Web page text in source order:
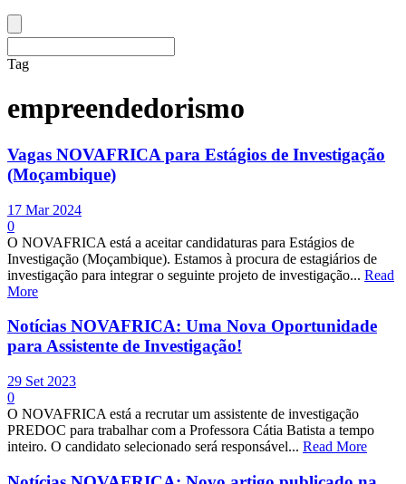
Tag
empreendedorismo
Vagas NOVAFRICA para Estágios de Investigação
(Moçambique)
17 Mar 2024
0
O NOVAFRICA está a aceitar candidaturas para Estágios de
Investigação (Moçambique). Estamos à procura de estagiários de
investigação para integrar o seguinte projeto de investigação... Read
More
Notícias NOVAFRICA: Uma Nova Oportunidade
para Assistente de Investigação!
29 Set 2023
0
O NOVAFRICA está a recrutar um assistente de investigação
PREDOC para trabalhar com a Professora Cátia Batista a tempo
inteiro. O candidato selecionado será responsável... Read More